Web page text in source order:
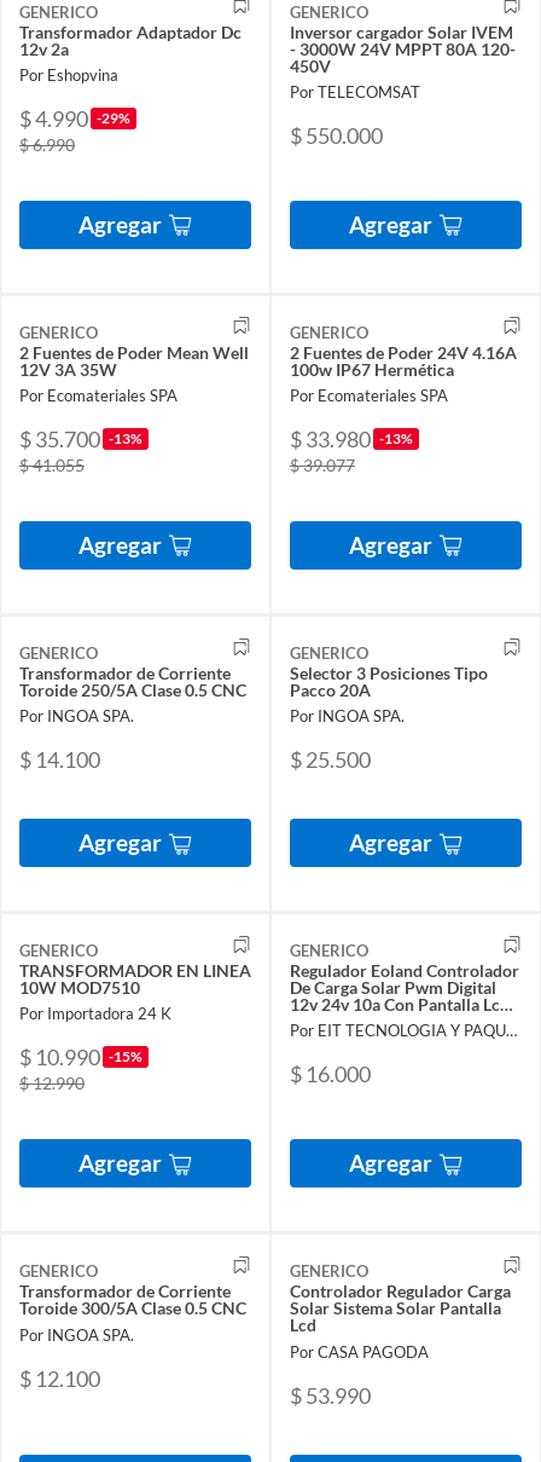
GENERICO
Transformador Adaptador Dc
12v 2a
Por Eshopvina
$ 4.990 -29%
$ 6.990
Agregar
GENERICO
Inversor cargador Solar IVEM
- 3000W 24V MPPT 80A 120-
450V
Por TELECOMSAT
$ 550.000
Agregar
GENERICO
2 Fuentes de Poder Mean Well
12V 3A 35W
Por Ecomateriales SPA
$ 35.700 -13%
$ 41.055
Agregar
GENERICO
2 Fuentes de Poder 24V 4.16A
100w IP67 Hermética
Por Ecomateriales SPA
$ 33.980 -13%
$ 39.077
Agregar
GENERICO
Transformador de Corriente
Toroide 250/5A Clase 0.5 CNC
Por INGOA SPA.
$ 14.100
Agregar
GENERICO
Selector 3 Posiciones Tipo
Pacco 20A
Por INGOA SPA.
$ 25.500
Agregar
GENERICO
TRANSFORMADOR EN LINEA
10W MOD7510
Por Importadora 24 K
$ 10.990 -15%
$ 12.990
Agregar
GENERICO
Regulador Eoland Controlador
De Carga Solar Pwm Digital
12v 24v 10a Con Pantalla Lcd
Y Puertos Usb
Por EIT TECNOLOGIA Y PAQUETERIA
$ 16.000
Agregar
GENERICO
Transformador de Corriente
Toroide 300/5A Clase 0.5 CNC
Por INGOA SPA.
$ 12.100
GENERICO
Controlador Regulador Carga
Solar Sistema Solar Pantalla
Lcd
Por CASA PAGODA
$ 53.990